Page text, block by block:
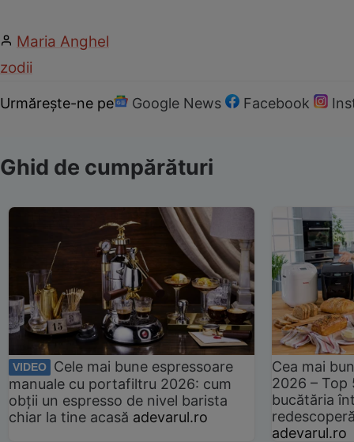
Maria Anghel
zodii
Urmărește-ne pe Google News Facebook
Ghid de cumpărături
VIDEO
Cele mai bune espressoare
manuale cu portafiltru 2026: cum
obții un espresso de nivel barista
chiar la tine acasă adevarul.ro
Cea mai
2026 –
bucătăria
adevarul.ro